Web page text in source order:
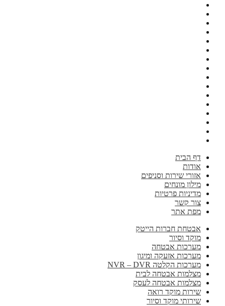
דף הבית
אודות
אזורי שירות וסניפים
מילון מונחים
מדיניות פרטיות
צור קשר
מפת אתר
אבטחת חברות הייטק
מוקד וסיור
מערכות אבטחה
מערכות אזעקה ומיגון
מערכות הקלטה NVR – DVR
מצלמות אבטחה לבית
מצלמות אבטחה לעסק
שירות מוקד רואה
שירותי מוקד וסיור